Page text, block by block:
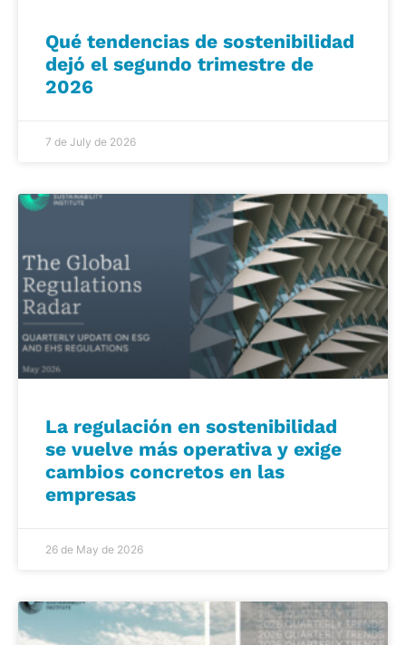
Qué tendencias de sostenibilidad
dejó el segundo trimestre de
2026
7 de July de 2026
La regulación en sostenibilidad
se vuelve más operativa y exige
cambios concretos en las
empresas
26 de May de 2026